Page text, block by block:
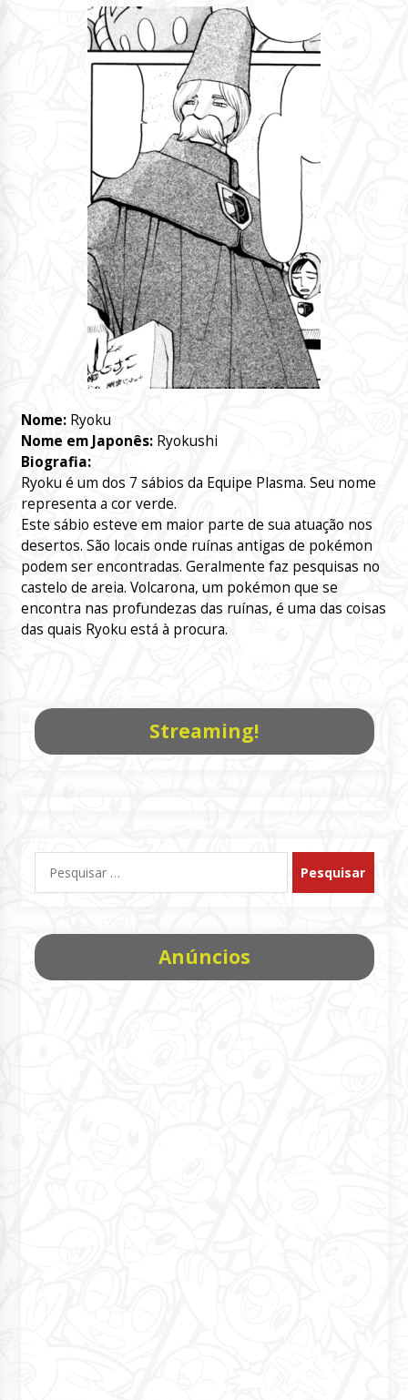
Nome:Ryoku
Nome em Japonês:Ryokushi
Biografia:
Ryoku é um dos 7 sábios da Equipe Plasma. Seu nome
representa a cor verde.
Este sábio esteve em maior parte de sua atuação nos
desertos. São locais onde ruínas antigas de pokémon
podem ser encontradas. Geralmente faz pesquisas no
castelo de areia. Volcarona, um pokémon que se
encontra nas profundezas das ruínas, é uma das coisas
das quais Ryoku está à procura.
Streaming!
por:
Anúncios